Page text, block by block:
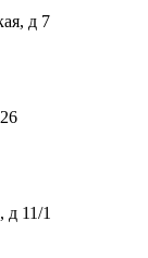
д 7
д 11/1